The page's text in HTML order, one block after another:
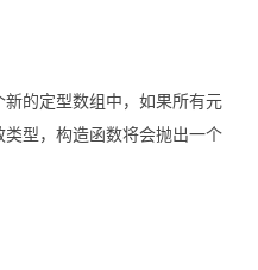
的定型数组中，如果所有元
型，构造函数将会抛出一个